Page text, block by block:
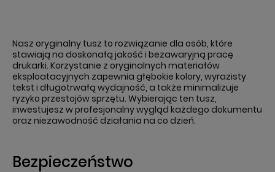
Nasz oryginalny tusz to rozwiązanie dla osób, które
stawiają na doskonałą jakość i bezawaryjną pracę
drukarki. Korzystanie z oryginalnych materiałów
eksploatacyjnych zapewnia głębokie kolory, wyrazisty
tekst i długotrwałą wydajność, a także minimalizuje
ryzyko przestojów sprzętu. Wybierając ten tusz,
inwestujesz w profesjonalny wygląd każdego dokumentu
oraz niezawodność działania na co dzień.
Bezpieczeństwo